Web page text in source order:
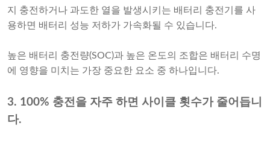
지 충전하거나 과도한 열을 발생시키는 배터리 충전기를 사
용하면 배터리 성능 저하가 가속화될 수 있습니다.
높은 배터리 충전량(SOC)과 높은 온도의 조합은 배터리 수명
에 영향을 미치는 가장 중요한 요소 중 하나입니다.
3. 100% 충전을 자주 하면 사이클 횟수가 줄어듭니
다.